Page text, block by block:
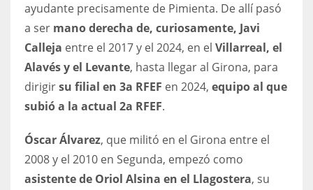
ayudante precisamente de Pimienta. De allí pasó
a ser mano derecha de, curiosamente, Javi
Calleja entre el 2017 y el 2024, en el Villarreal, el
Alavés y el Levante, hasta llegar al Girona, para
dirigirsu filial en 3a RFEF en 2024, equipo al que
subió a la actual 2a RFEF.
Óscar Álvarez, que militó en el Girona entre el
2008 y el 2010 en Segunda, empezó como
asistente de Oriol Alsina en el Llagostera, su